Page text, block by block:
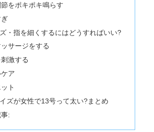
をポキポキ鳴らす
・指を細くするにはどうすればいい?
サージをする
激する
ア
ト
ズが女性で13号って太い?まとめ
: